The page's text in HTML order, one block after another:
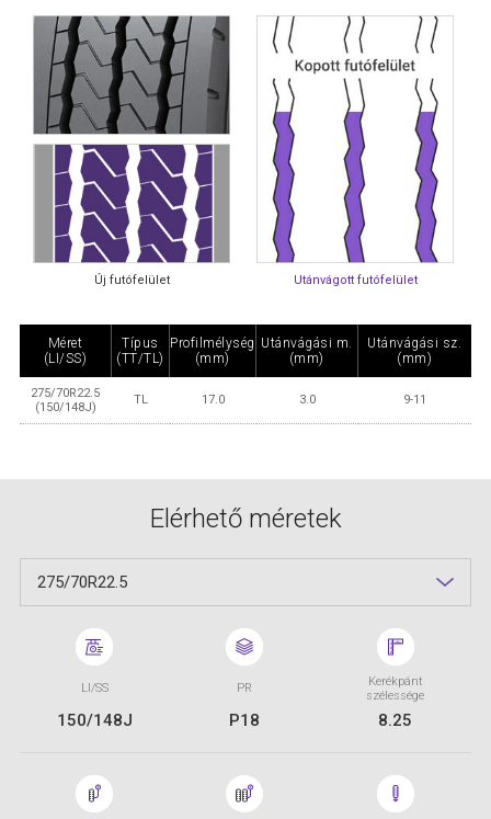
Új futófelület Utánvágott futófelület
Méret
(LI/SS)
Típus
(TT/TL)
Profilmélység
(mm)
Utánvágási m.
(mm)
Utánvágási sz.
(mm)
275/70R22.5
(150/148J)
TL 17.0 3.0 9-11
Elérhető méretek
275/70R22.5
LI/SS
150/148J
PR
P18
Kerékpánt
szélessége
8.25